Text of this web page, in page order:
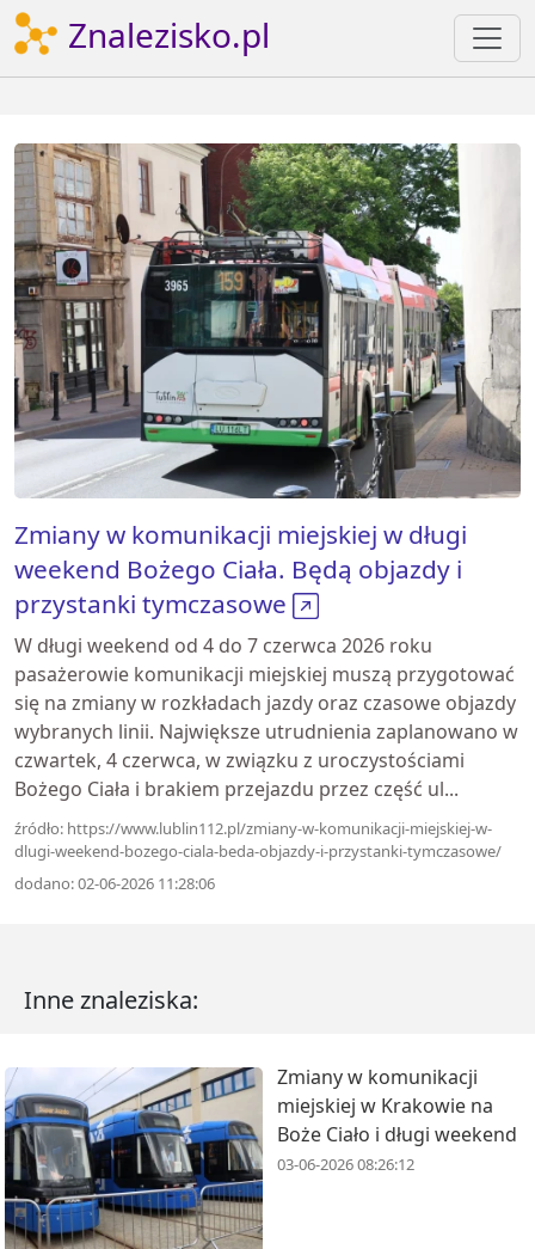
Znalezisko.pl
Zmiany w komunikacji miejskiej w długi
weekend Bożego Ciała. Będą objazdy i
przystanki tymczasowe
W długi weekend od 4 do 7 czerwca 2026 roku
pasażerowie komunikacji miejskiej muszą przygotować
się na zmiany w rozkładach jazdy oraz czasowe objazdy
wybranych linii. Największe utrudnienia zaplanowano w
czwartek, 4 czerwca, w związku z uroczystościami
Bożego Ciała i brakiem przejazdu przez część ul...
źródło: https://www.lublin112.pl/zmiany-w-komunikacji-miejskiej-w-
dlugi-weekend-bozego-ciala-beda-objazdy-i-przystanki-tymczasowe/
dodano: 02-06-2026 11:28:06
Inne znaleziska:
Zmiany w komunikacji
miejskiej w Krakowie na
Boże Ciało i długi weekend
03-06-2026 08:26:12